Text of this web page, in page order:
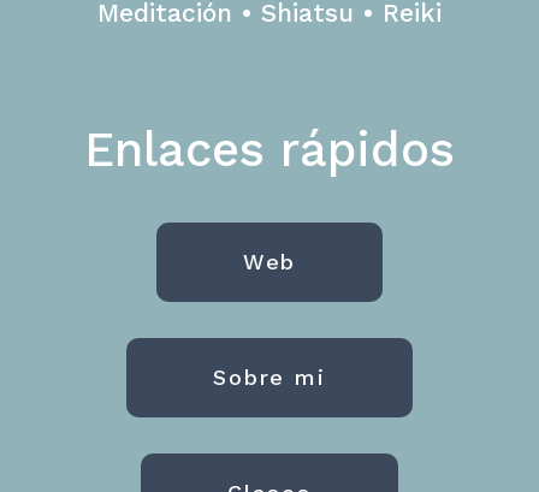
Meditación • Shiatsu • Reiki
Enlaces rápidos
Web
Sobre mi